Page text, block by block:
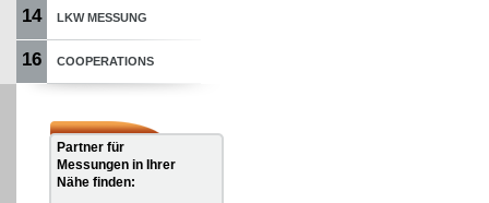
14 LKW MESSUNG
16 COOPERATIONS
Partner für
Messungen in Ihrer
Nähe finden: